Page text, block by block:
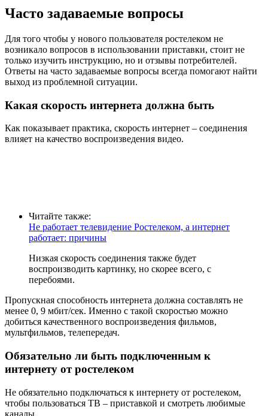
Часто задаваемые вопросы
Для того чтобы у нового пользователя ростелеком не
возникало вопросов в использовании приставки, стоит не
только изучить инструкцию, но и отзывы потребителей.
Ответы на часто задаваемые вопросы всегда помогают найти
выход из проблемной ситуации.
Какая скорость интернета должна быть
Как показывает практика, скорость интернет – соединения
влияет на качество воспроизведения видео.
Читайте также:
Не работает телевидение Ростелеком, а интернет
работает: причины
Низкая скорость соединения также будет
воспроизводить картинку, но скорее всего, с
перебоями.
Пропускная способность интернета должна составлять не
менее 0, 9 мбит/сек. Именно с такой скоростью можно
добиться качественного воспроизведения фильмов,
мультфильмов, телепередач.
Обязательно ли быть подключенным к
интернету от ростелеком
Не обязательно подключаться к интернету от ростелеком,
чтобы пользоваться ТВ – приставкой и смотреть любимые
каналы.